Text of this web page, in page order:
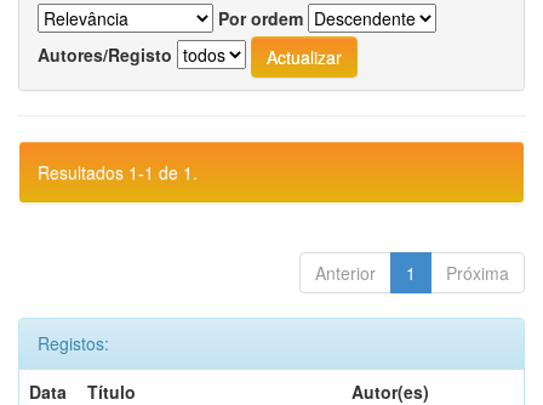
Por ordem
Autores/Registo
Resultados 1-1 de 1.
Anterior 1 Próxima
Registos:
Data
Título
Autor(es)